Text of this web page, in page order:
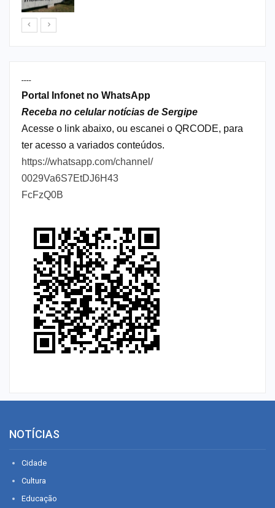
----
Portal Infonet no WhatsApp
Receba no celular notícias de Sergipe
Acesse o link abaixo, ou escanei o QRCODE, para
ter acesso a variados conteúdos.
https://whatsapp.com/channel/
0029Va6S7EtDJ6H43
FcFzQ0B
NOTÍCIAS
Cidade
Cultura
Educação